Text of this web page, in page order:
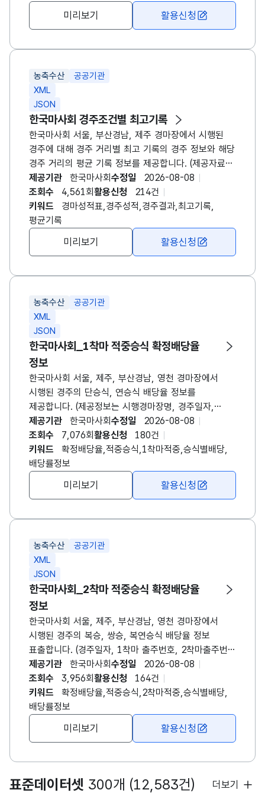
말 1두를 적중시키는 방식입니다. - 복연승식 : 1~3등
안에 들어올 말 2두를 순서에 상관없이 적중시키는
2두를 순서에 상관없이 적중시키는 방식입니다. -
적중시키는 방식입니다. - 삼복승식 : 1등, 2등 및
3등으로 들어올 말 3두를 순서에 상관없이 적중시키는
방식입니다. - 삼쌍승식 : 1등, 2등, 3등으로 들어올 말
3두를 순서대로 적중시키는 방식입니다. ※ 영천경마
시행 이후 요청메세지 경마장번호(meet)에 4를 입력시
영천경마 자료를 조회할 수 있습니다.
미리보기 활용신청
농축수산
공공기관
XML
JSON
한국마사회 경주조건별 최고기록
한국마사회 서울, 부산경남, 제주 경마장에서 시행된
경주에 대해 경주 거리별 최고 기록의 경주 정보와 해당
경주 거리의 평균 기록 정보를 제공합니다. (제공자료는
시행경마장명, 경주일자, 경주번호, 경주거리, 마명,
마번, 경주명, 등급, 산지, 최고기록, 평균기록,
경주로상태, 함수율, 날씨 자료입니다.) - 요청메세지에
페이지당 건수와 페이지 번호를 이용하여 자료를
조회하실 수 있습니다. - 주로상태(TRACK)와 날씨
(WEATHER)에 값이 없을때 '-'로 처리하였습니다. ※
10~14%(다습), 15~19%(포화), 20%이상(불량)
자료를 포함하여 제공되는 API 입니다.
제공기관 한국마사회 수정일
2026-08-08
조회수
4,561회 활용신청
214건
키워드
경마성적표,경주성적,경주결과,최고기록,
평균기록
미리보기 활용신청
농축수산
공공기관
XML
JSON
한국마사회_1착마 적중승식 확정배당율
정보
한국마사회 서울, 제주, 부산경남, 영천 경마장에서
시행된 경주의 단승식, 연승식 배당율 정보를
제공합니다. (제공정보는 시행경마장명, 경주일자,
경주번호, 승식, 1착마출주번호, 배당율 자료입니다.) -
요청 메시지중 경주일, 경주월등의 입력변수 모두
입력하지 않았을경우 당해년도의 정보가 표출됩니다.
※ 경마용어 베팅승식 - 단승식 : 1등으로 도착할 말
1두를 적중시키는 방식입니다. - 연승식 : 1~3등 안에
들어올 말 1두를 적중시키는 방식입니다. - 복연승식 :
적중시키는 방식입니다. - 복승식 : 1등과 2등으로
방식입니다. - 쌍승식 : 1등과 2등으로 들어올 말
2두를 순서대로 적중시키는 방식입니다. - 삼복승식 :
1등, 2등 및 3등으로 들어올 말 3두를 순서에 상관없이
적중시키는 방식입니다. - 삼쌍승식 : 1등, 2등,
3등으로 들어올 말 3두를 순서대로 적중시키는
방식입니다. ※ 영천경마 시행 이후 요청메세지
경마장번호(meet)에 4를 입력시 영천경마 자료를
조회할 수 있습니다.
제공기관 한국마사회 수정일
2026-08-08
조회수
7,076회 활용신청
180건
키워드
확정배당율,적중승식,1착마적중,승식별배당,
배당률정보
미리보기 활용신청
농축수산
공공기관
XML
JSON
한국마사회_2착마 적중승식 확정배당율
정보
한국마사회 서울, 제주, 부산경남, 영천 경마장에서
시행된 경주의 복승, 쌍승, 복연승식 배당율 정보
표출합니다. (경주일자, 1착마 출주번호, 2착마출주번호
등) - 요청 메시지중 경주일, 경주월등의 입력변수 모두
입력하지 않았을경우 경주일 기준 최근 한달간의
정보가 표출됩니다. ※ 경마용어 베팅승식 - 단승식 :
1등으로 도착할 말 1두를 적중시키는 방식입니다. -
연승식 : 1~3등 안에 들어올 말 1두를 적중시키는
방식입니다. - 복연승식 : 1~3등 안에 들어올 말 2두를
1등과 2등으로 들어올 말 2두를 순서에 상관없이
적중시키는 방식입니다. - 쌍승식 : 1등과 2등으로
제공기관 한국마사회 수정일
2026-08-08
조회수
3,956회 활용신청
164건
키워드
확정배당율,적중승식,2착마적중,승식별배당,
배당률정보
미리보기 활용신청
표준데이터셋 300개 (12,583건) 더보기